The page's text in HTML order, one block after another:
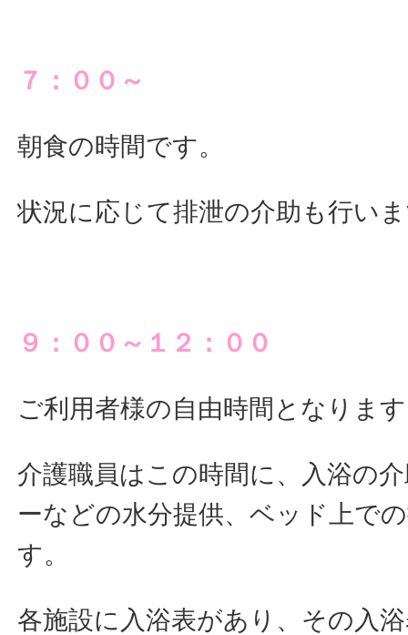
７：００～
朝食の時間です。
状況に応じて排泄の介助も行い
９：００～１２：００
ご利用者様の自由時間となりま
介護職員はこの時間に、入浴の
ーなどの水分提供、ベッド上で
す。
各施設に入浴表があり、その入